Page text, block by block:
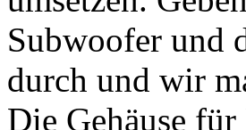
Subwoofer und
durch und wir
Die Gehäuse